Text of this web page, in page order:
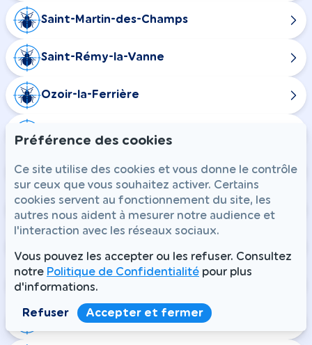
Saint-Martin-des-Champs
Saint-Rémy-la-Vanne
Ozoir-la-Ferrière
Pontault-Combault
Boissise-la-Bertrand
Le Mée-sur-Seine
Fontenailles
Gastins
Préférence des cookies
Ce site utilise des cookies et vous donne le contrôle
sur ceux que vous souhaitez activer. Certains
cookies servent au fonctionnement du site, les
autres nous aident à mesurer notre audience et
l'interaction avec les réseaux sociaux.
Vous pouvez les accepter ou les refuser. Consultez
notre Politique de Confidentialité pour plus
d'informations.
Refuser Accepter et fermer